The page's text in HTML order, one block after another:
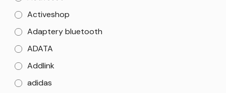
Activeshop
Adaptery bluetooth
ADATA
Addlink
adidas